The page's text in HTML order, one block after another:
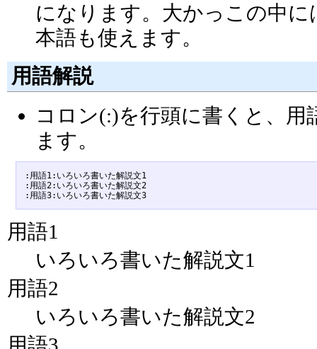
になります。大かっこの中
本語も使えます。
用語解説
コロン(:)を行頭に書くと、
ます。
:用語1:いろいろ書いた解説文1
:用語2:いろいろ書いた解説文2
:用語3:いろいろ書いた解説文3
用語1
いろいろ書いた解説文1
用語2
いろいろ書いた解説文2